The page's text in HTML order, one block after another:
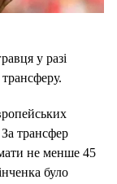
у разі
трансфер
не менше 45
було